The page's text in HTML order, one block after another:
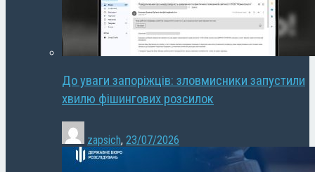
До уваги запоріжців: зловмисники запустили
хвилю фішингових розсилок
zapsich, 23/07/2026